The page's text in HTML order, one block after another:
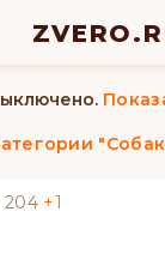
204 +1